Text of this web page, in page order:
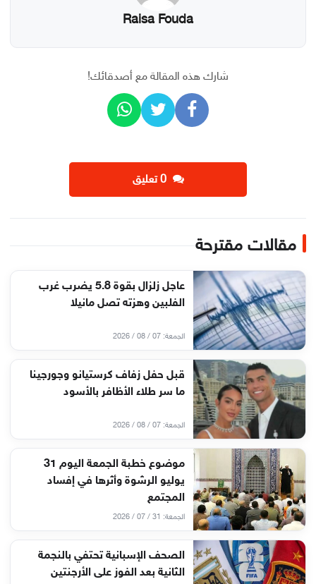
Raisa Fouda
شارك هذه المقالة مع أصدقائك!
‫0 تعليق
مقالات مقترحة
عاجل زلزال بقوة 5.8 يضرب غرب
الفلبين وهزته تصل مانيلا
الجمعة: 07 / 08 / 2026
قبل حفل زفاف كرستيانو وجورجينا
ما سر طلاء الأظافر بالأسود
الجمعة: 07 / 08 / 2026
موضوع خطبة الجمعة اليوم 31
يوليو الرشوة وأثرها في إفساد
المجتمع
الجمعة: 31 / 07 / 2026
الصحف الإسبانية تحتفي بالنجمة
الثانية بعد الفوز على الأرجنتين